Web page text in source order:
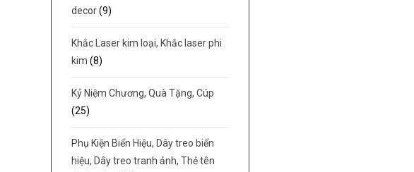
decor(9)
Khắc Laser kim loại, Khắc laser phi
kim (8)
Kỷ Niệm Chương, Quà Tặng, Cúp
(25)
Phụ Kiện Biển Hiệu, Dây treo biển
hiệu, Dây treo tranh ảnh, Thẻ tên